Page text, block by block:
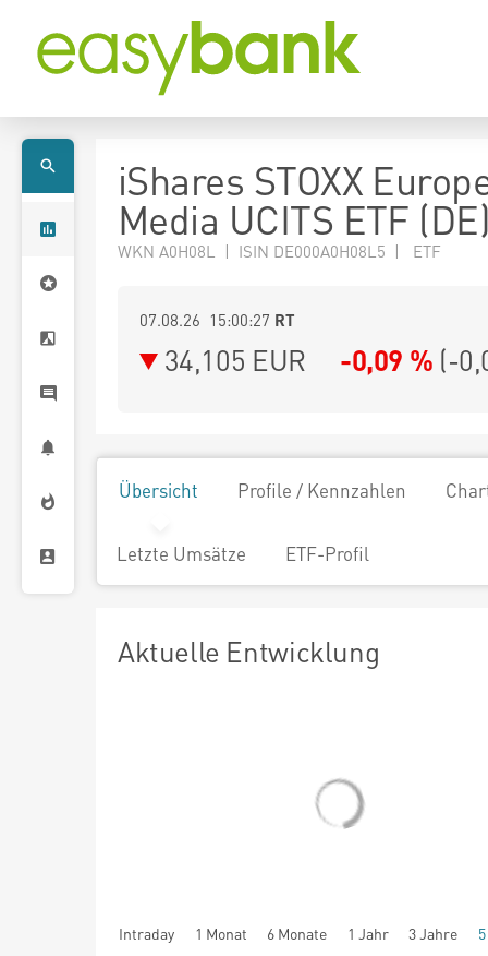
iShares STOXX
Media UCITS ETF
WKN A0H08L | ISIN DE000A0H08L5 | ETF
07.08.26 15:00:27 RT
34,105 EUR -0,09 % (-
Übersicht Profile / Kennzahlen
Letzte Umsätze ETF-Profil
Aktuelle Entwicklung
Intraday 1 Monat 6 Monate 1 Jahr 3 Jahre